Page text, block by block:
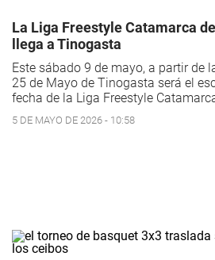
La Liga Freestyle Catamarca
llega a Tinogasta
Este sábado 9 de mayo, a partir de
25 de Mayo de Tinogasta será el
fecha de la Liga Freestyle
5 DE MAYO DE 2026 - 10:58